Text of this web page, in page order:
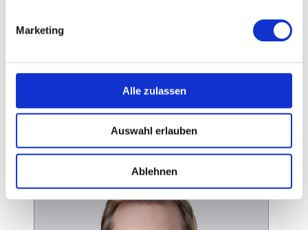
Marketing
Alle zulassen
Auswahl erlauben
Ablehnen
Branche: Erwachsenen- und Weiterbildung
Region: deutschlandweit